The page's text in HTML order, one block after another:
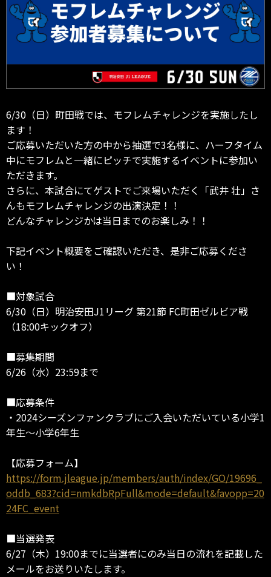
6/30（日）町田戦では、モフレムチャレンジを実施したし
ます！
ご応募いただいた方の中から抽選で3名様に、ハーフタイム
中にモフレムと一緒にピッチで実施するイベントに参加い
ただきます。
さらに、本試合にてゲストでご来場いただく「武井 壮」さ
んもモフレムチャレンジの出演決定！！
どんなチャレンジかは当日までのお楽しみ！！
下記イベント概要をご確認いただき、是非ご応募くださ
い！
■対象試合
6/30（日）明治安田J1リーグ 第21節 FC町田ゼルビア戦
（18:00キックオフ）
■募集期間
6/26（水）23:59まで
■応募条件
・2024シーズンファンクラブにご入会いただいている小学1
年生～小学6年生
【応募フォーム】
https://form.jleague.jp/members/auth/index/GO/19696_
oddb_683?cid=nmkdbRpFull&mode=default&favopp=20
24FC_event
■当選発表
6/27（木）19:00までに当選者にのみ当日の流れを記載した
メールをお送りいたします。